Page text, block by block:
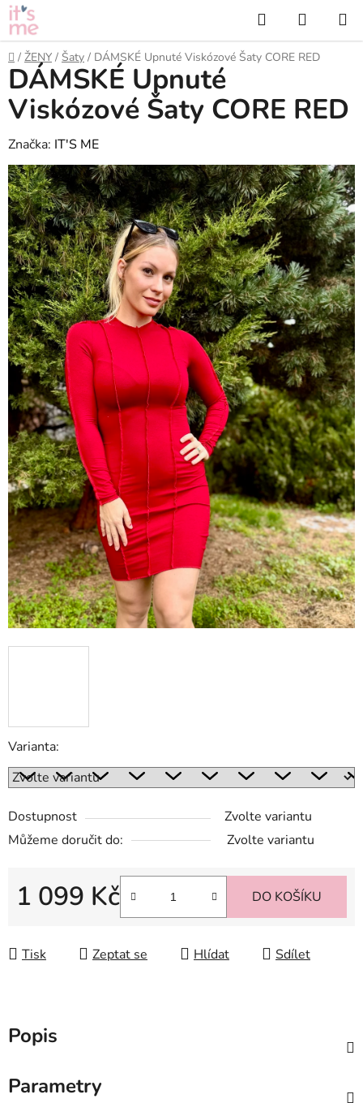
Přejít
na
obsah
Hledat
KOŠÍK
Domů
/ ŽENY / Šaty / DÁMSKÉ Upnuté Viskózové Šaty CORE RED
Varianta:
Dostupnost
Zvolte variantu
Můžeme doručit do:
Zvolte variantu
1 099 Kč DO KOŠÍKU
Tisk Zeptat se Hlídat Sdílet
DÁMSKÉ Upnuté
Viskózové Šaty CORE RED
Značka: IT'S ME
Popis
Parametry